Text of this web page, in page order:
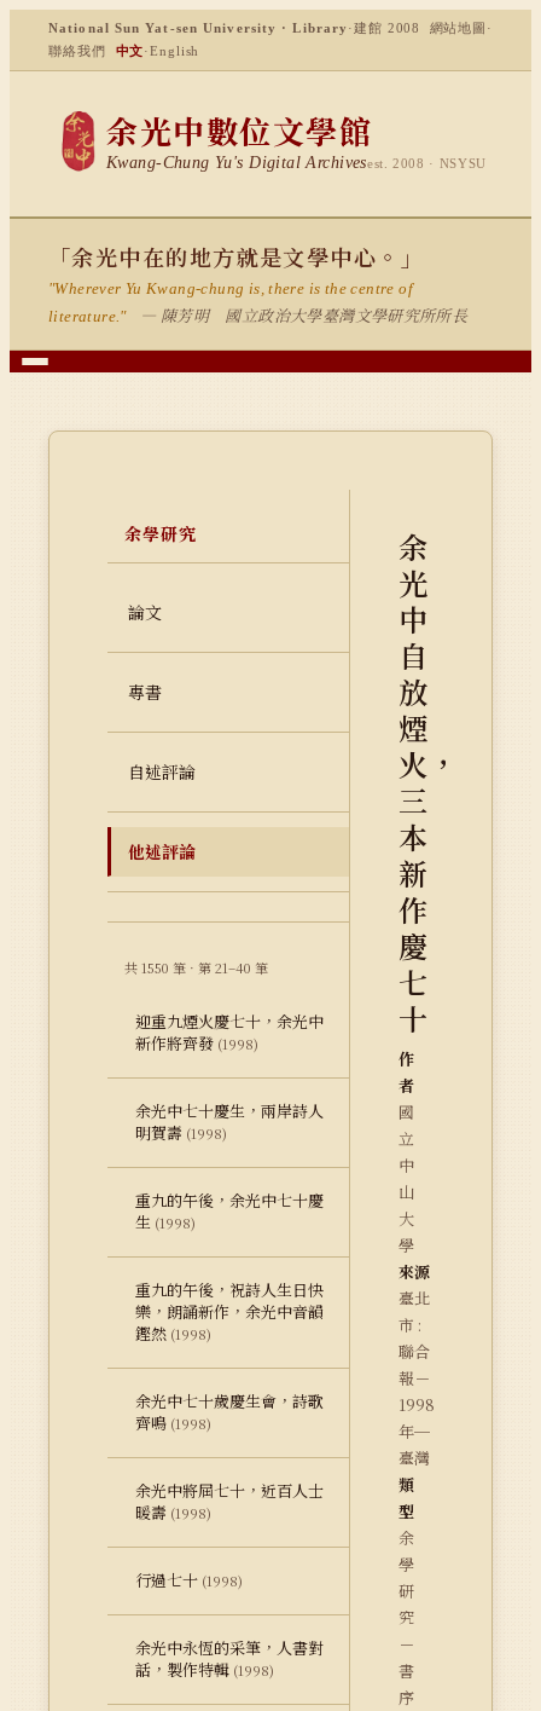
National Sun Yat-sen University · Library ·建館 2008 網站地圖 ·
聯絡我們
中文·English
余光中數位文學館
Kwang-Chung Yu's Digital Archivesest. 2008 · NSYSU
「余光中在的地方就是文學中心。」
"Wherever Yu Kwang-chung is, there is the centre of
literature."
— 陳芳明 國立政治大學臺灣文學研究所所長
余學研究
論文
專書
自述評論
他述評論
共 1550 筆 · 第 21–40 筆
迎重九煙火慶七十，余光中
新作將齊發 (1998)
余光中七十慶生，兩岸詩人
明賀壽 (1998)
重九的午後，余光中七十慶
生 (1998)
重九的午後，祝詩人生日快
樂，朗誦新作，余光中音韻
鏗然 (1998)
余光中七十歲慶生會，詩歌
齊鳴 (1998)
余光中將屆七十，近百人士
暖壽 (1998)
行過七十 (1998)
余光中永恆的采筆，人書對
話，製作特輯 (1998)
余
光
中
自
放
煙
火，
三
本
新
作
慶
七
十
作
者
國
立
中
山
大
學
來源
臺北
市 :
聯合
報－
1998
年─
臺灣
類
型
余
學
研
究
－
書
序